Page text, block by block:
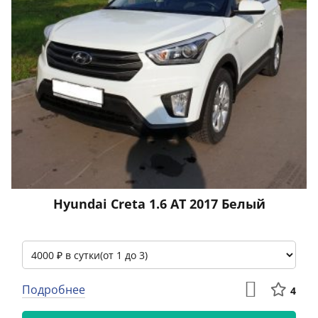
Hyundai Creta 1.6 АТ 2017 Белый
Подробнее 4